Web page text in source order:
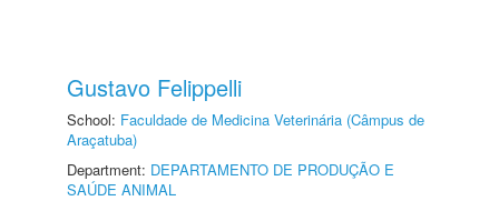
Gustavo Felippelli
School: Faculdade de Medicina Veterinária (Câmpus de
Araçatuba)
Department: DEPARTAMENTO DE PRODUÇÃO E
SAÚDE ANIMAL